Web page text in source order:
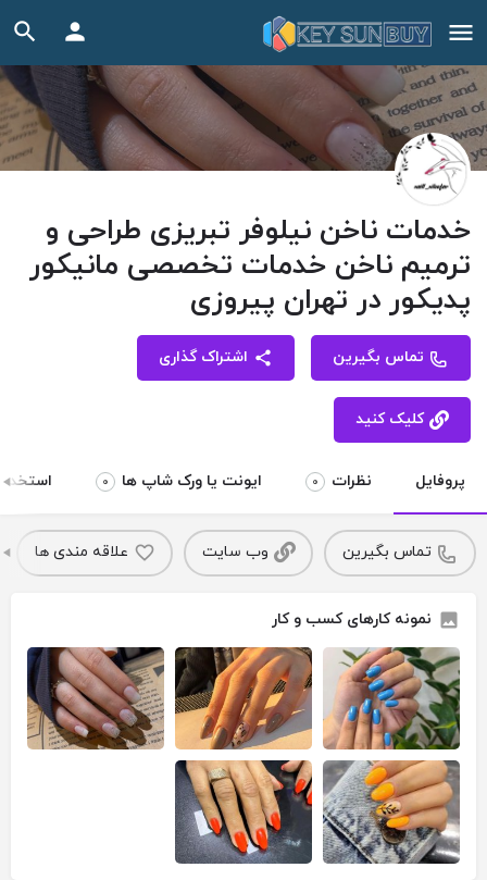
خدمات ‏ناخن ‏نیلوفر ‏تبریزی ‏طراحی ‏و
‏ترمیم ‏ناخن ‏خدمات ‏تخصصی ‏مانیکور
‏پدیکور ‏در ‏تهران ‏پیروزی
تماس بگیرین اشتراک گذاری
کلیک کنید
پروفایل نظرات 0 ایونت یا ورک شاپ ها 0
تماس بگیرین وب سایت علاقه مندی ها
نمونه کارهای کسب و کار